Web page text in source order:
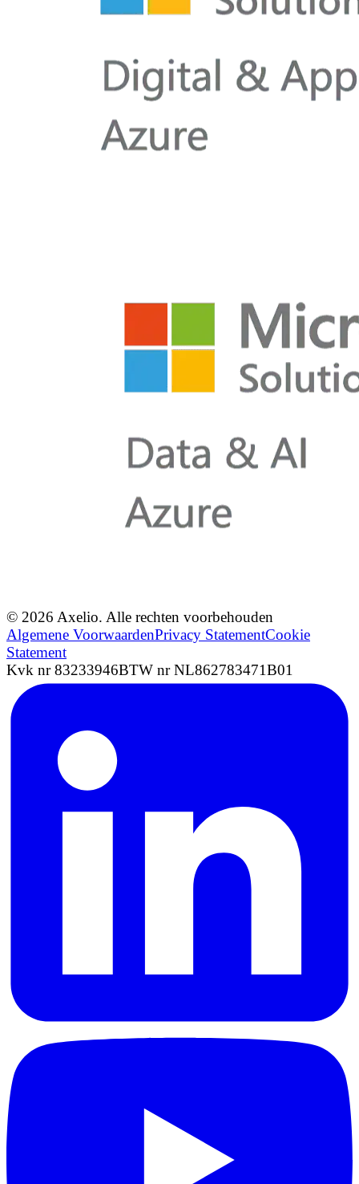
© 2026 Axelio. Alle rechten voorbehouden
Algemene VoorwaardenPrivacy StatementCookie
Statement
Kvk nr 83233946BTW nr NL862783471B01